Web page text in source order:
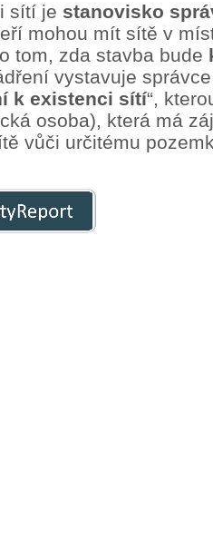
sítí je stanovisko
mohou mít sítě v
tom, zda stavba bude
vystavuje
k existenci sítí“,
osoba), která má
vůči určitému